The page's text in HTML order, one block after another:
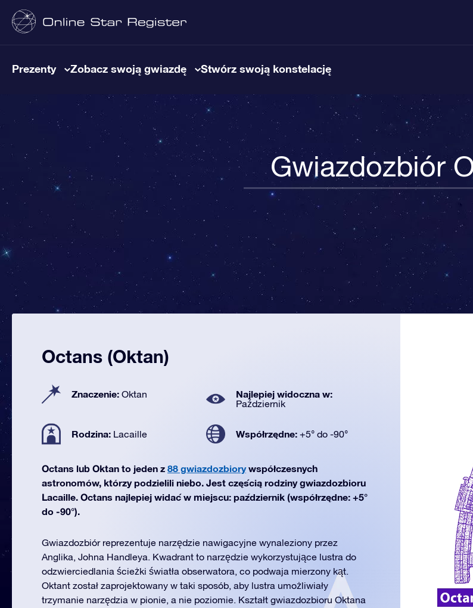
Prezenty Zobacz swoją gwiazdę Stwórz swoją konstelację
Gwiazdozbiór
Octans (Oktan)
Znaczenie: Oktan Najlepiej widoczna w:
Październik
Rodzina: Lacaille Współrzędne: +5° do -90°
Octans lub Oktan to jeden z 88 gwiazdozbiorywspółczesnych
astronomów, którzy podzielili niebo. Jest częścią rodziny gwiazdozbioru
Lacaille. Octans najlepiej widać w miejscu: październik (współrzędne: +5°
do -90°).
Gwiazdozbiór reprezentuje narzędzie nawigacyjne wynaleziony przez
Anglika, Johna Handleya. Kwadrant to narzędzie wykorzystujące lustra do
odzwierciedlania ścieżki światła obserwatora, co podwaja mierzony kąt.
Oktant został zaprojektowany w taki sposób, aby lustra umożliwiały
trzymanie narzędzia w pionie, a nie poziomie. Kształt gwiazdozbioru Oktana